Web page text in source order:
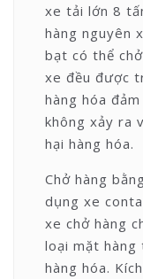
xe tải lớn 8
hàng nguyên
bạt có thể
xe đều được
hàng hóa
không xảy ra
hại hàng hóa.
Chở hàng
dụng xe
xe chở hàng
loại mặt
hàng hóa.